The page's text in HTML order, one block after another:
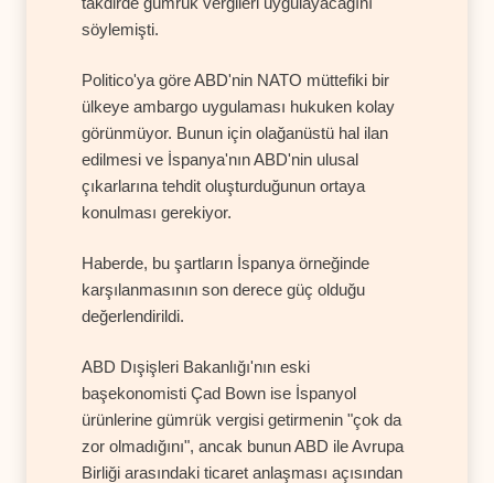
söylemişti.
Politico'ya göre ABD'nin NATO müttefiki bir
ülkeye ambargo uygulaması hukuken kolay
görünmüyor. Bunun için olağanüstü hal ilan
edilmesi ve İspanya'nın ABD'nin ulusal
çıkarlarına tehdit oluşturduğunun ortaya
konulması gerekiyor.
Haberde, bu şartların İspanya örneğinde
karşılanmasının son derece güç olduğu
değerlendirildi.
ABD Dışişleri Bakanlığı'nın eski
başekonomisti Çad Bown ise İspanyol
ürünlerine gümrük vergisi getirmenin "çok da
zor olmadığını", ancak bunun ABD ile Avrupa
Birliği arasındaki ticaret anlaşması açısından